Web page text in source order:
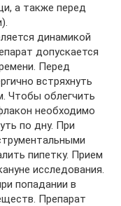
а также перед
динамикой
допускается
Перед
встряхнуть
Чтобы облегчить
необходимо
по дну. При
пипетку. Прием
исследования.
попадании в
Препарат